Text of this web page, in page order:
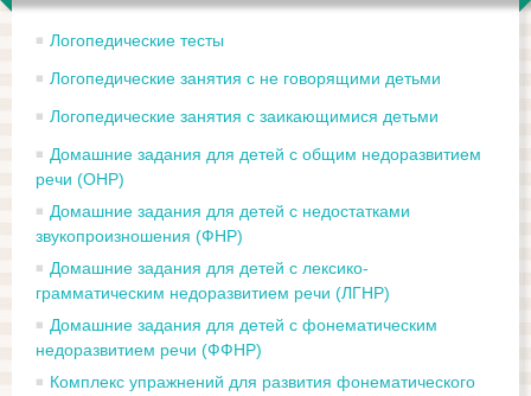
Логопедические тесты
Логопедические занятия с не говорящими детьми
Логопедические занятия с заикающимися детьми
Домашние задания для детей с общим недоразвитием
речи (ОНР)
Домашние задания для детей с недостатками
звукопроизношения (ФНР)
Домашние задания для детей с лексико-
грамматическим недоразвитием речи (ЛГНР)
Домашние задания для детей с фонематическим
недоразвитием речи (ФФНР)
Комплекс упражнений для развития фонематического